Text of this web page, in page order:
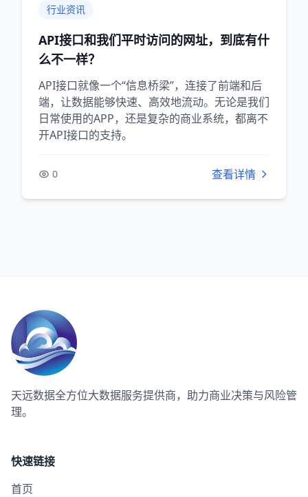
行业资讯
API接口和我们平时访问的网址，到底有什
么不一样？
API接口就像一个“信息桥梁”，连接了前端和后
端，让数据能够快速、高效地流动。无论是我们
日常使用的APP，还是复杂的商业系统，都离不
开API接口的支持。
0 查看详情
天远数据全方位大数据服务提供商，助力商业决策与风险管
理。
快速链接
首页